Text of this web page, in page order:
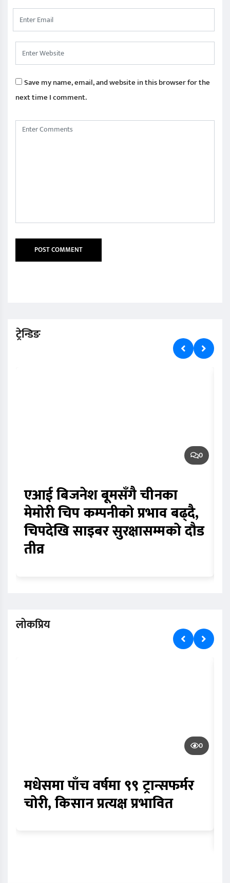
Save my name, email, and website in this browser for the
next time I comment.
ट्रेन्डिङ
0
एआई बिजनेश बूमसँगै चीनका
मेमोरी चिप कम्पनीको प्रभाव बढ्दै,
चिपदेखि साइबर सुरक्षासम्मको दौड
तीव्र
लोकप्रिय
0
मधेसमा पाँच वर्षमा ९९ ट्रान्सफर्मर
चोरी, किसान प्रत्यक्ष प्रभावित